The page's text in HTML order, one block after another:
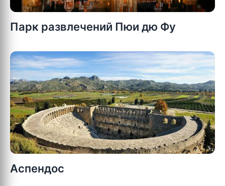
Парк развлечений Пюи дю Фу
Аспендос